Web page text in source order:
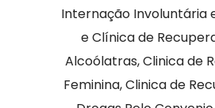
Internação Involuntária
e Clínica de
Alcoólatras, Clinica de
Feminina, Clinica de